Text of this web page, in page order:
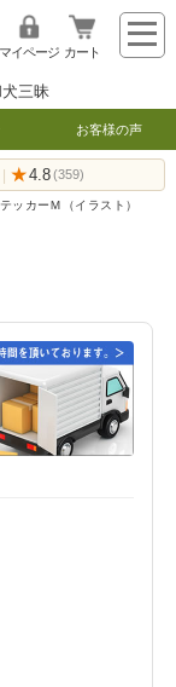
三昧
マイページ カート
お客様の声
| ★4.8 (359)
ッカーＭ（イラスト）